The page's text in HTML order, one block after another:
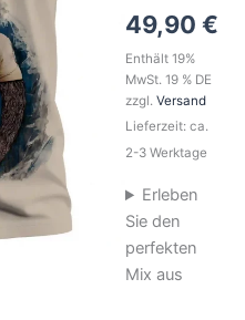
49,90 €
Enthält 19%
MwSt. 19 % DE
zzgl. Versand
Lieferzeit: ca.
2-3 Werktage
Erleben
Sie den
perfekten
Mix aus